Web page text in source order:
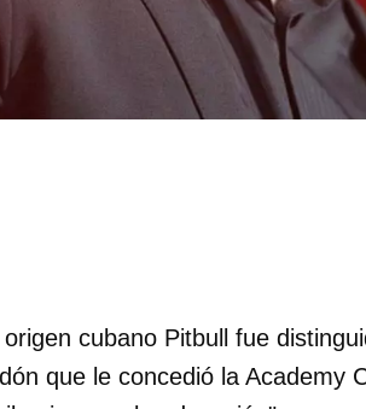
cubano Pitbull fue
que le concedió la Academy